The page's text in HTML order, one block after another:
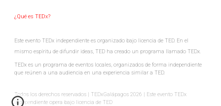
¿Qué es TEDx?
Este evento TEDx independiente es organizado bajo licencia de TED. En el
mismo espíritu de difundir ideas, TED ha creado un programa llamado TEDx.
TEDx es un programa de eventos locales, organizados de forma independiente
que reúnen a una audiencia en una experiencia similar a TED.
Todos los derechos reservados | TEDxGalápagos 2026 | Este evento TEDx
independiente opera bajo licencia de TED